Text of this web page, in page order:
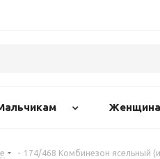
- 174/468 Комбинезон ясельный